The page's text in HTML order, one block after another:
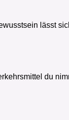
lässt
du